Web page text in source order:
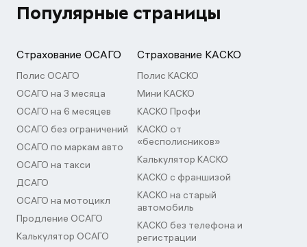
Популярные страницы
Страхование ОСАГО
Полис ОСАГО
ОСАГО на 3 месяца
ОСАГО на 6 месяцев
ОСАГО без ограничений
ОСАГО по маркам авто
ОСАГО на такси
ДСАГО
ОСАГО на мотоцикл
Продление ОСАГО
Калькулятор ОСАГО
Страхование КАСКО
Полис КАСКО
Мини КАСКО
КАСКО Профи
КАСКО от
«бесполисников»
Калькулятор КАСКО
КАСКО с франшизой
КАСКО на старый
автомобиль
КАСКО без телефона и
регистрации